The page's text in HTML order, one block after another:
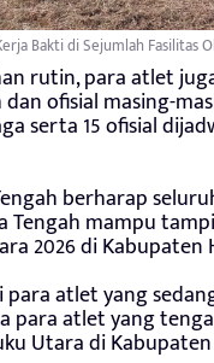
Bakti di Sejumlah Fasilitas
rutin, para atlet
ofisial masing-
serta 15 ofisial
berharap
Tengah mampu
2026 di
atlet yang
para atlet yang
Utara di